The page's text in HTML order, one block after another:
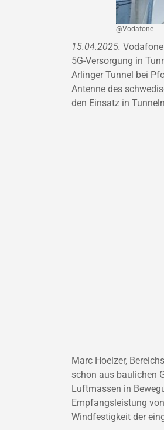
@Vodafone
15.04.2025.
5G-Versorgung in
Arlinger Tunnel bei
Antenne des
den Einsatz in
Marc Hoelzer,
schon aus baulichen
Luftmassen in
Empfangsleistung
Windfestigkeit der